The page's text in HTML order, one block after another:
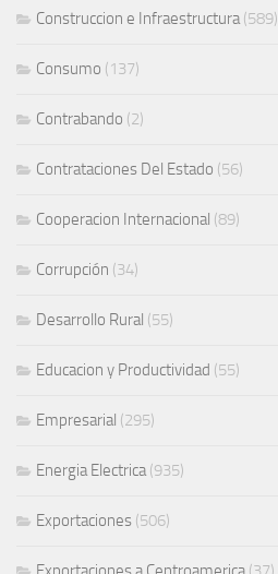
Construccion e Infraestructura (589)
Consumo (137)
Contrabando (2)
Contrataciones Del Estado (56)
Cooperacion Internacional (89)
Corrupción (34)
Desarrollo Rural (55)
Educacion y Productividad (55)
Empresarial (295)
Energia Electrica (935)
Exportaciones (506)